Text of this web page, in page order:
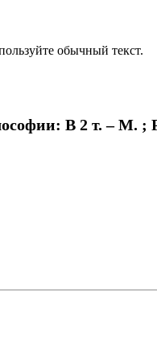
обычный текст.
В 2 т. – М. ;